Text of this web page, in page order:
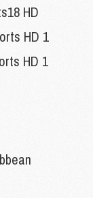
HD
HD 1
HD 1